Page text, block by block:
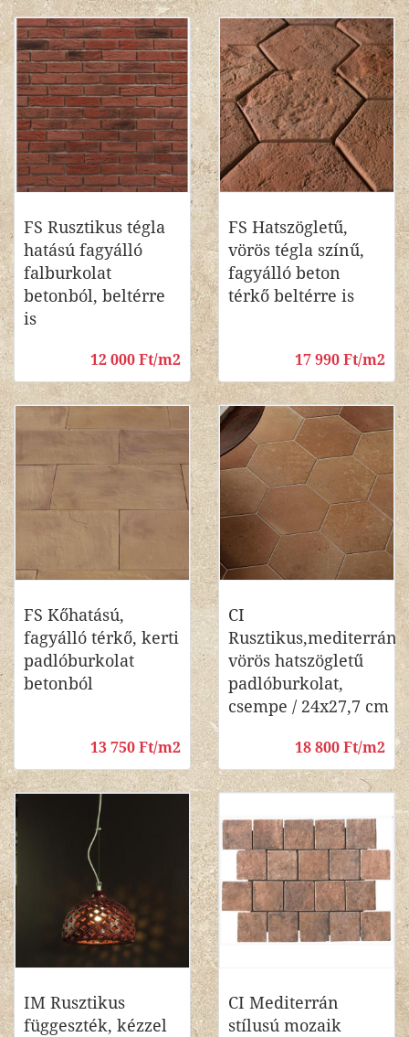
FS Rusztikus tégla
hatású fagyálló
falburkolat
betonból, beltérre
is
12 000 Ft/m2
FS Hatszögletű,
vörös tégla színű,
fagyálló beton
térkő beltérre is
17 990 Ft/m2
FS Kőhatású,
fagyálló térkő, kerti
padlóburkolat
betonból
13 750 Ft/m2
CI
Rusztikus,mediterrán
vörös hatszögletű
padlóburkolat,
csempe / 24x27,7 cm
18 800 Ft/m2
IM Rusztikus
függeszték, kézzel
CI Mediterrán
stílusú mozaik